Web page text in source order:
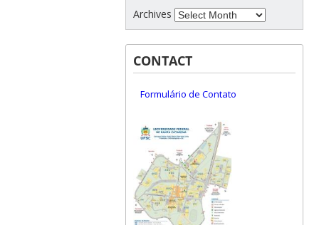
Archives
CONTACT
Formulário de Contato